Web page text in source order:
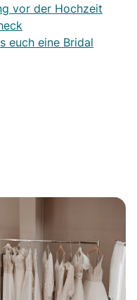
vor der Hochzeit
euch eine Bridal